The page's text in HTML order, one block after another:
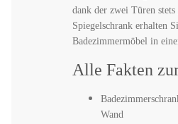
dank der zwei Türen
Spiegelschrank erhalten
Badezimmermöbel in
Alle Fakten
Wand